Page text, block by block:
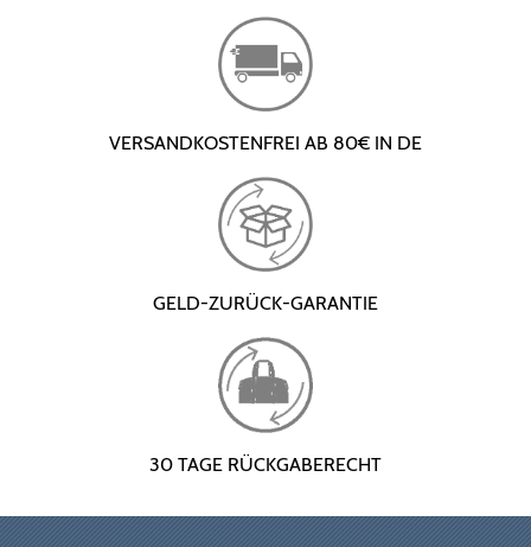
VERSANDKOSTENFREI AB 80€ IN DE
GELD-ZURÜCK-GARANTIE
30 TAGE RÜCKGABERECHT